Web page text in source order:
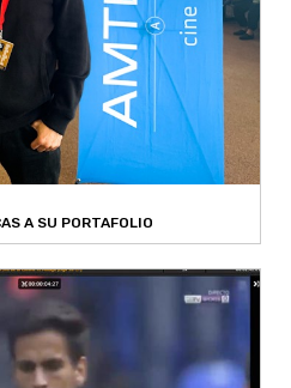
A SU PORTAFOLIO